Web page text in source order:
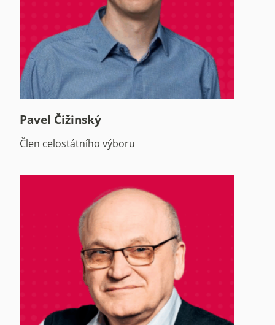
Pavel Čižinský
Člen celostátního výboru